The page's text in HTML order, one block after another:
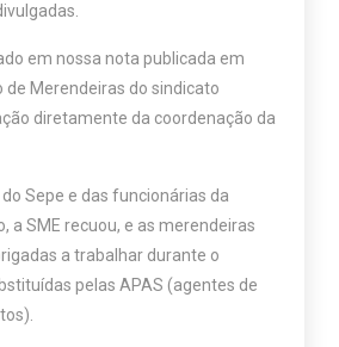
em nossa nota publicada em
de Merendeiras do sindicato
diretamente da coordenação da
Sepe e das funcionárias da
a SME recuou, e as merendeiras
a trabalhar durante o
pelas APAS (agentes de